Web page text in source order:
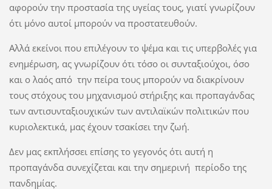
αφορούν την προστασία της υγείας τους, γιατί γνωρίζουν
ότι μόνο αυτοί μπορούν να προστατευθούν.
Αλλά εκείνοι που επιλέγουν το ψέμα και τις υπερβολές για
ενημέρωση, ας γνωρίζουν ότι τόσο οι συνταξιούχοι, όσο
και ο λαός από την πείρα τους μπορούν να διακρίνουν
τους στόχους του μηχανισμού στήριξης και προπαγάνδας
των αντισυνταξιουχικών των αντιλαϊκών πολιτικών που
κυριολεκτικά, μας έχουν τσακίσει την ζωή.
Δεν μας εκπλήσσει επίσης το γεγονός ότι αυτή η
προπαγάνδα συνεχίζεται και την σημερινή περίοδο της
πανδημίας.